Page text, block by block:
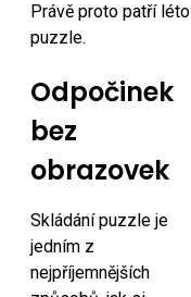
Právě proto patří léto
puzzle.
Odpočinek
bez
obrazovek
Skládání puzzle je
jedním z
nejpříjemnějších